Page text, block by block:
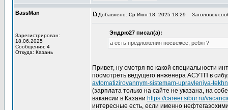
BassMan
Зарегистрирован:
18.06.2025
Сообщения: 4
Откуда: Казань
Добавлено: Ср Июн 18, 2025 18:29 Заголовок
Эндрю27 писал(а):
а есть предложения посвежее, ребят?
Привет, ну смотря по какой специальности
посмотреть ведущего инженера АСУТП в
avtomatizirovannym-sistemam-upravleniya-
(зарплата только на сайте не указана, на
вакансии в Казани https://career.sibur.ru/
интересные есть, если именно